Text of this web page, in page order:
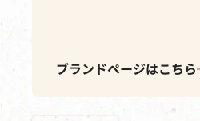
ブランドページはこちら